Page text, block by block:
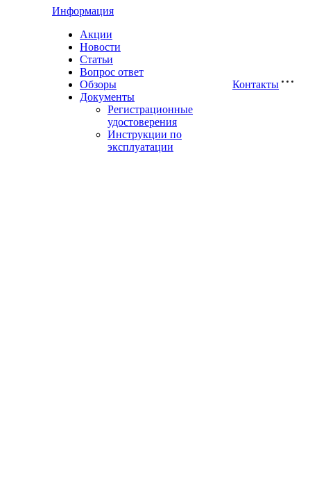
Информация
Акции
Новости
Статьи
Вопрос ответ
Обзоры
Документы
Регистрационные
удостоверения
Инструкции по
эксплуатации
Контакты